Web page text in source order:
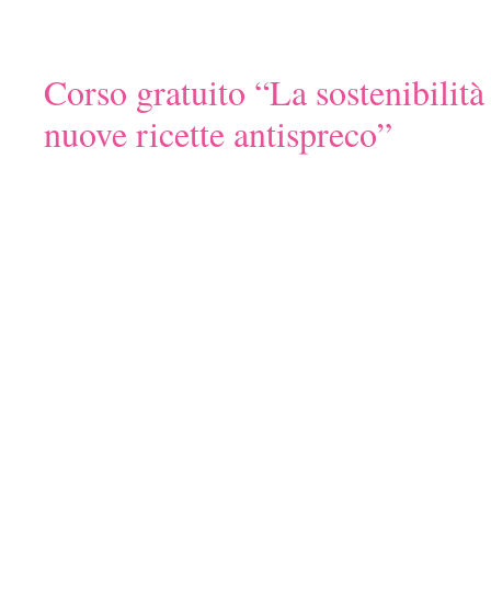
Corso gratuito “La
nuove ricette antispreco”